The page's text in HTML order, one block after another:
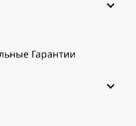
Гарантии